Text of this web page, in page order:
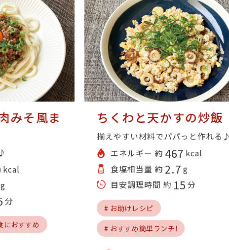
みそ風ま
kcal
g
分
におすすめ
ちくわと天かすの炒飯
揃えやすい材料でパパっと作れる♪
エネルギー 約 467 kcal
食塩相当量 約 2.7 g
目安調理時間 約 15 分
# お助けレシピ
# おすすめ簡単ランチ!